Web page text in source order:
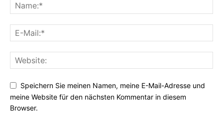
Speichern Sie meinen Namen, meine E-Mail-Adresse und
meine Website für den nächsten Kommentar in diesem
Browser.